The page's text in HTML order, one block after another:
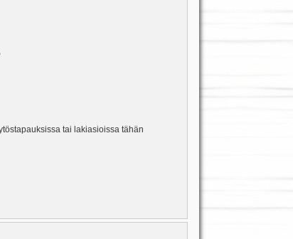
tai lakiasioissa tähän